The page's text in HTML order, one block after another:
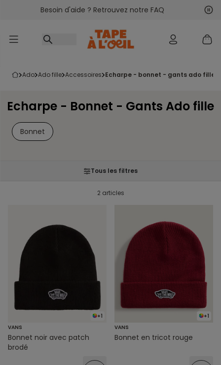
Accéder au contenu
Besoin d'aide ? Retrouvez notre FAQ
ado ado fille accessoires echarpe - bonnet - gants ado fille
Echarpe - Bonnet - Gants Ado fille
Bonnet
Tous les filtres
2 articles
+1
VANS
Bonnet noir avec patch
brodé
+1
VANS
Bonnet en tricot rouge